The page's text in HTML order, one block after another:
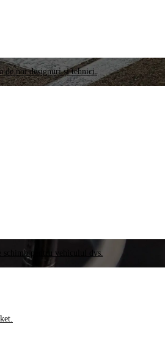
de noi designuri și tehnici.
schimb pentru vehiculul dvs.